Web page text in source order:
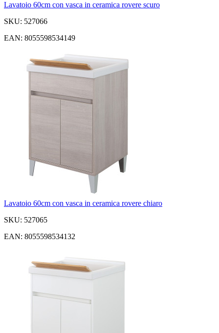
Lavatoio 60cm con vasca in ceramica rovere scuro
SKU: 527066
EAN: 8055598534149
Lavatoio 60cm con vasca in ceramica rovere chiaro
SKU: 527065
EAN: 8055598534132